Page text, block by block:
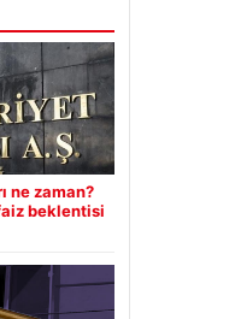
ne zaman?
beklentisi